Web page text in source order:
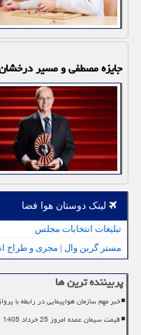
جایزه مصطفی و مسیر درخشان
لینک دوستان هوا فضا
تبلیغات انتخابات مجلس
مستر گرین وال | مجری و طراح
پربیننده ترین ها
خبر مهم سازمان هواپیمایی در رابطه با
قیمت سیمان عمده امروز 25 خرداد 1405